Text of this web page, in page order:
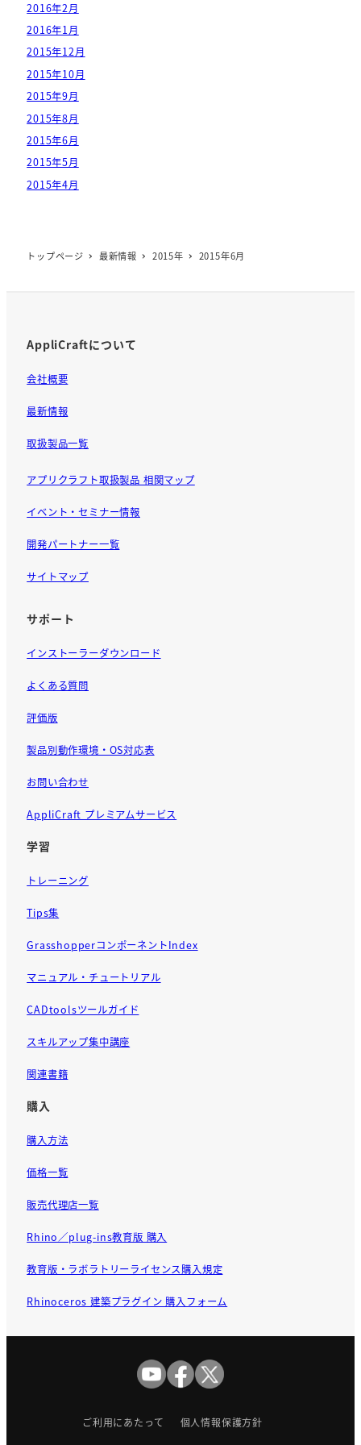
2016年2月
2016年1月
2015年12月
2015年10月
2015年9月
2015年8月
2015年6月
2015年5月
2015年4月
トップページ 最新情報 2015年 2015年6月
AppliCraftについて
会社概要
最新情報
取扱製品一覧
アプリクラフト取扱製品 相関マップ
イベント・セミナー情報
開発パートナー一覧
サイトマップ
サポート
インストーラーダウンロード
よくある質問
評価版
製品別動作環境・OS対応表
お問い合わせ
AppliCraft プレミアムサービス
学習
トレーニング
Tips集
GrasshopperコンポーネントIndex
マニュアル・チュートリアル
CADtoolsツールガイド
スキルアップ集中講座
関連書籍
購入
購入方法
価格一覧
販売代理店一覧
Rhino／plug-ins教育版 購入
教育版・ラボラトリーライセンス購入規定
Rhinoceros 建築プラグイン 購入フォーム
ご利用にあたって 個人情報保護方針